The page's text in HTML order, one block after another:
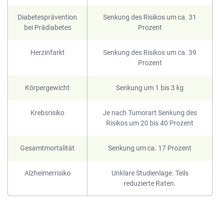
Diabetesprävention
bei Prädiabetes
Senkung des Risikos um ca. 31
Prozent
Herzinfarkt
Senkung des Risikos um ca. 39
Prozent
Körpergewicht Senkung um 1 bis 3 kg
Krebsrisiko
Je nach Tumorart Senkung des
Risikos um 20 bis 40 Prozent
Gesamtmortalität Senkung um ca. 17 Prozent
Alzheimerrisiko
Unklare Studienlage. Teils
reduzierte Raten.